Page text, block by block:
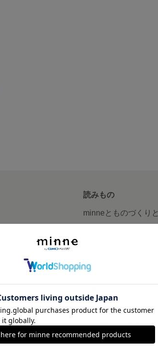
読みもの
minneとものづくりと
minneの本
広告出稿について